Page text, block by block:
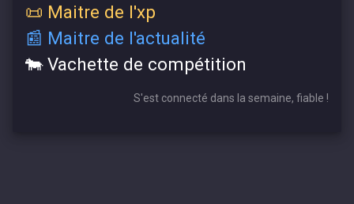
📜 Maitre de l'xp
📰 Maitre de l'actualité
🐄 Vachette de compétition
S'est connecté dans la semaine, fiable !